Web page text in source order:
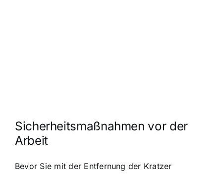
Sicherheitsmaßnahmen vor der
Arbeit
Bevor Sie mit der Entfernung der Kratzer